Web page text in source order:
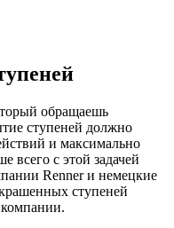
обращаешь
ступеней должно
и максимально
всего с этой задачей
Renner и немецкие
ступеней